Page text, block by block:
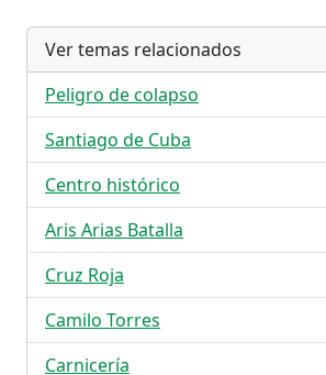
Ver temas relacionados
Peligro de colapso
Santiago de Cuba
Centro histórico
Aris Arias Batalla
Cruz Roja
Camilo Torres
Carnicería